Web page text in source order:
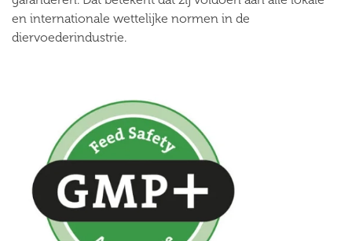
en internationale wettelijke normen in de
diervoederindustrie.